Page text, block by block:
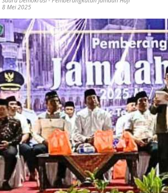
8 Mei 2025